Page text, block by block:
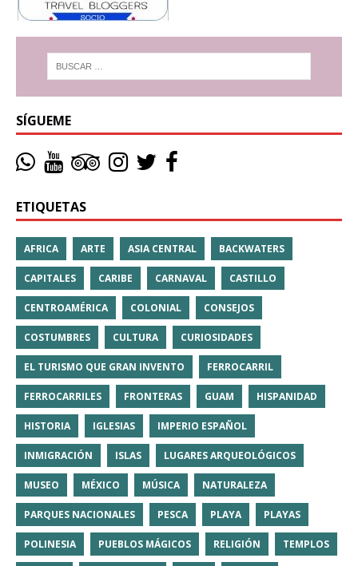
SÍGUEME
ETIQUETAS
AFRICA ARTE ASIA CENTRAL BACKWATERS
CAPITALES CARIBE CARNAVAL CASTILLO
CENTROAMÉRICA COLONIAL CONSEJOS
COSTUMBRES CULTURA CURIOSIDADES
EL TURISMO QUE GRAN INVENTO FERROCARRIL
FERROCARRILES FRONTERAS GUAM HISPANIDAD
HISTORIA IGLESIAS IMPERIO ESPAÑOL
INMIGRACIÓN ISLAS LUGARES ARQUEOLÓGICOS
MUSEO MÉXICO MÚSICA NATURALEZA
PARQUES NACIONALES PESCA PLAYA PLAYAS
POLINESIA PUEBLOS MÁGICOS RELIGIÓN TEMPLOS